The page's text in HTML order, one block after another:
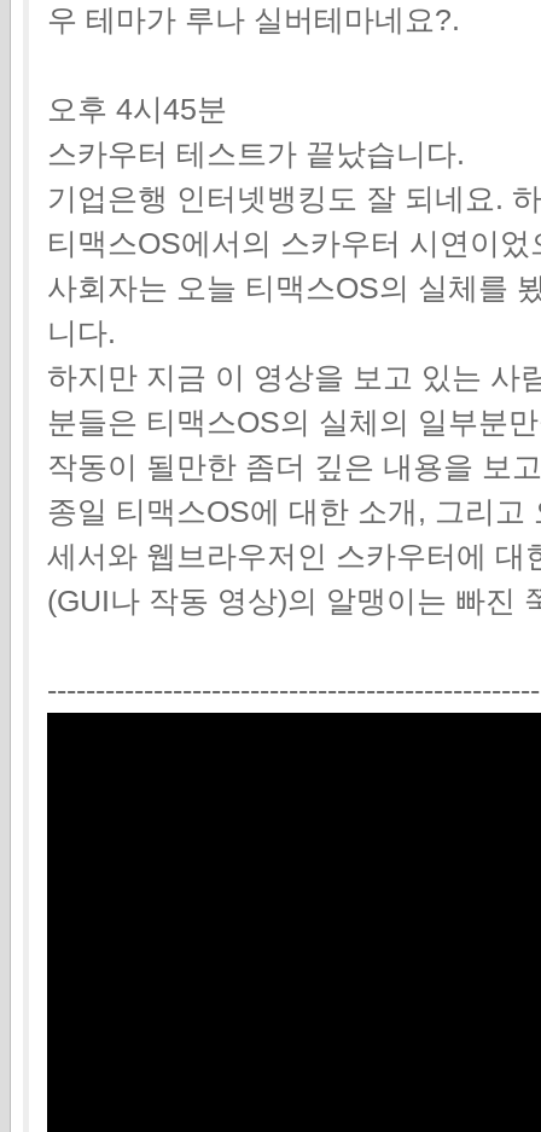
우 테마가 루나 실버테마네요?.
오후 4시45분
스카우터 테스트가 끝났습니다.
기업은행 인터넷뱅킹도 잘 되네요.
티맥스OS에서의 스카우터 시연이
사회자는 오늘 티맥스OS의 실체를
니다.
하지만 지금 이 영상을 보고 있는 사
분들은 티맥스OS의 실체의 일부분
작동이 될만한 좀더 깊은 내용을 보
종일 티맥스OS에 대한 소개, 그리
세서와 웹브라우저인 스카우터에
(GUI나 작동 영상)의 알맹이는 빠진